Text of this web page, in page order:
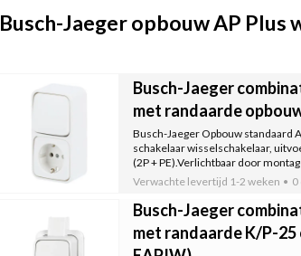
Busch-Jaeger opbouw AP Plus
Busch-Jaeger
met randaarde
Busch-Jaeger Opbouw standaard
schakelaar wisselschakelaar,
(2P + PE).Verlichtbaar door
Verwachte levertijd 1-2 weken 0
Busch-Jaeger
met randaarde K/P-